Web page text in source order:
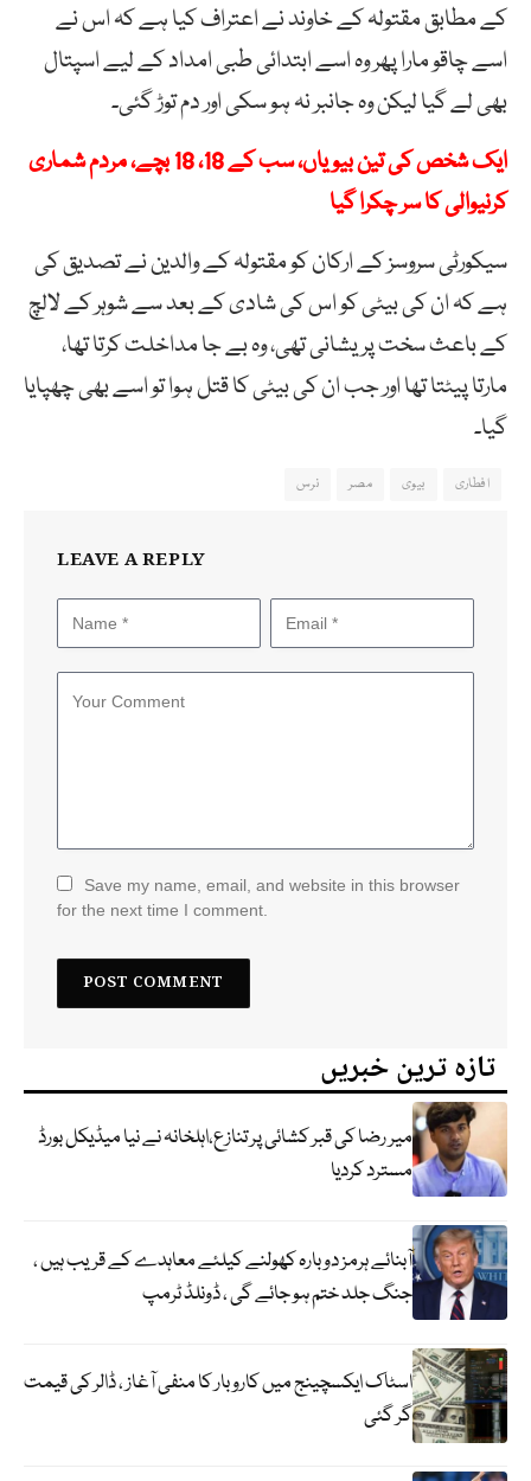
کے مطابق مقتولہ کے خاوند نے اعتراف کیا ہے کہ اس نے
اسے چاقو مارا پھر وہ اسے ابتدائی طبی امداد کے لیے اسپتال
بھی لے گیا لیکن وہ جانبر نہ ہو سکی اور دم توڑ گئی۔
ایک شخص کی تین بیویاں، سب کے 18، 18 بچے، مردم شماری
کرنیوالی کا سر چکرا گیا
سیکورٹی سروسز کے ارکان کو مقتولہ کے والدین نے تصدیق کی
ہے کہ ان کی بیٹی کو اس کی شادی کے بعد سے شوہر کے لالچ
کے باعث سخت پریشانی تھی، وہ بے جا مداخلت کرتا تھا،
مارتا پیٹتا تھا اور جب ان کی بیٹی کا قتل ہوا تو اسے بھی چھپایا
گیا۔
افطاری بیوی مصر نرس
LEAVE A REPLY
Save my name, email, and website in this browser
for the next time I comment.
تازہ ترین خبریں
میر رضا کی قبر کشائی پر تنازع،اہلخانہ نے نیا میڈیکل بورڈ
مسترد کردیا
آبنائے ہرمز دوبارہ کھولنے کیلئے معاہدے کے قریب ہیں ،
جنگ جلد ختم ہو جائے گی ، ڈونلڈ ٹرمپ
اسٹاک ایکسچینج میں کاروبار کا منفی آغاز ، ڈالر کی قیمت
گر گئی